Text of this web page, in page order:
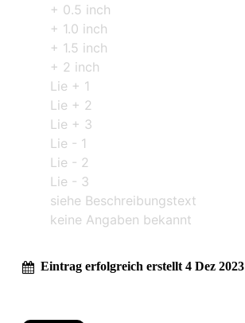
+ 0.5 inch
+ 1.0 inch
+ 1.5 inch
+ 2 inch
Lie + 1
Lie + 2
Lie + 3
Lie - 1
Lie - 2
Lie - 3
siehe Beschreibungstext
keine Angaben bekannt
Eintrag erfolgreich erstellt 4 Dez 2023